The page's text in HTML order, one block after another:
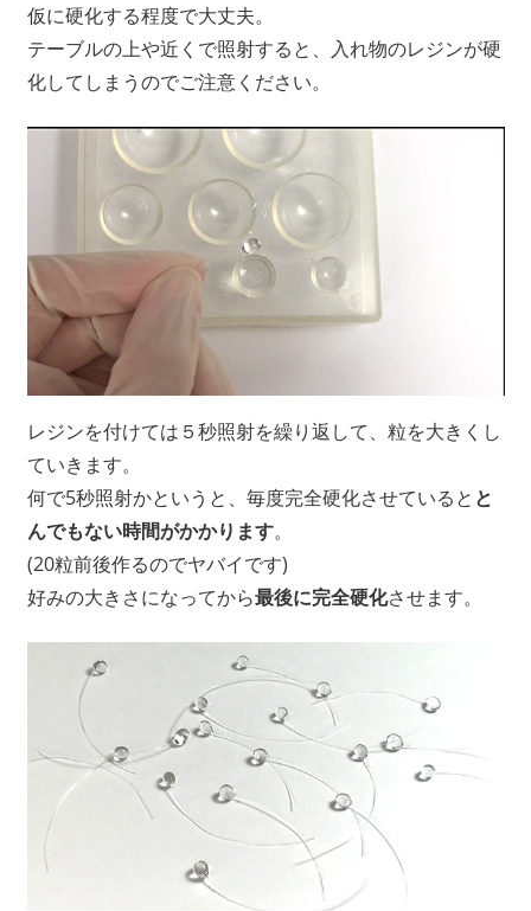
仮に硬化する程度で大丈夫。
テーブルの上や近くで照射すると、入れ物のレジンが硬
化してしまうのでご注意ください。
レジンを付けては５秒照射を繰り返して、粒を大きくし
ていきます。
何で5秒照射かというと、毎度完全硬化させていると と
んでもない時間がかかります。
(20粒前後作るのでヤバイです)
好みの大きさになってから最後に完全硬化させます。